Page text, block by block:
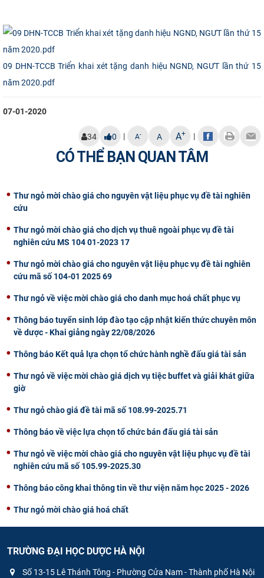
09 DHN-TCCB Triển khai xét tặng danh hiệu NGND, NGƯT lần thứ 15
năm 2020.pdf
07-01-2020
34 0 | A- A A+ |
CÓ THỂ BẠN QUAN TÂM
Thư ngỏ mời chào giá cho nguyên vật liệu phục vụ đề tài nghiên
cứu
Thư ngỏ mời chào giá cho dịch vụ thuê ngoài phục vụ đề tài
nghiên cứu MS 104 01-2023 17
Thư ngỏ mời chào giá cho nguyên vật liệu phục vụ đề tài nghiên
cứu mã số 104-01 2025 69
Thư ngỏ về việc mời chào giá cho danh mục hoá chất phục vụ
Thông báo tuyển sinh lớp đào tạo cập nhật kiến thức chuyên môn
về dược - Khai giảng ngày 22/08/2026
Thông báo Kết quả lựa chọn tổ chức hành nghề đấu giá tài sản
Thư ngỏ về việc mời chào giá dịch vụ tiệc buffet và giải khát giữa
giờ
Thư ngỏ chào giá đề tài mã số 108.99-2025.71
Thông báo về việc lựa chọn tổ chức bán đấu giá tài sản
Thư ngỏ về việc mời chào giá cho nguyên vật liệu phục vụ đề tài
nghiên cứu mã số 105.99-2025.30
Thông báo công khai thông tin về thư viện năm học 2025 - 2026
Thư ngỏ mời chào giá hoá chất
TRƯỜNG ĐẠI HỌC DƯỢC HÀ NỘI
Số 13-15 Lê Thánh Tông - Phường Cửa Nam - Thành phố Hà Nội